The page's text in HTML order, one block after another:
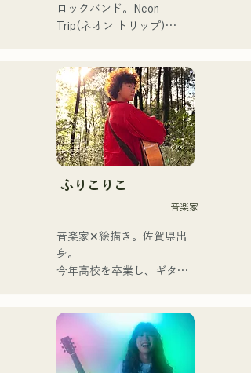
ロックバンド。Neon
Trip(ネオン トリップ)
歌謡ロックのエッセンスが
Vo&Gt.神谷優馬の艶のある
歌声でノスタルジーを感じ
る楽曲に息づいている。
Vo&Gt.神谷優馬を中心に生
み出す、時に優しく、時に
ルーツが加わり幅広い楽曲
を生み出し、『令和歌謡ロ
ック』を掲げ活動してい
ふりこりこ
音楽家
音楽家✕絵描き。佐賀県出
身。
今年高校を卒業し、ギター
行う傍ら、大胆な色彩感覚
を活かしたアート制作に励
む。枠に収まりきれないマ